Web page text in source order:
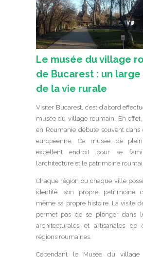
Le musée du village
de Bucarest : un
de la vie rurale
Visiter Bucarest, c’est d’abord
musée du village roumain. En
en Roumanie débute souvent dans
européenne. Ce musée de
excellent endroit pour se
l’architecture et le patrimoine
Chaque région ou chaque ville
identité, son propre patrimoine
même sa propre histoire. La visite
permet pas de se plonger dans
architecturales et artisanales de
régions roumaines.
Cependant le Musée du